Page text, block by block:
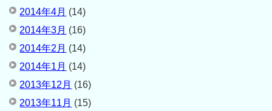
2014年4月 (14)
2014年3月 (16)
2014年2月 (14)
2014年1月 (14)
2013年12月 (16)
2013年11月 (15)